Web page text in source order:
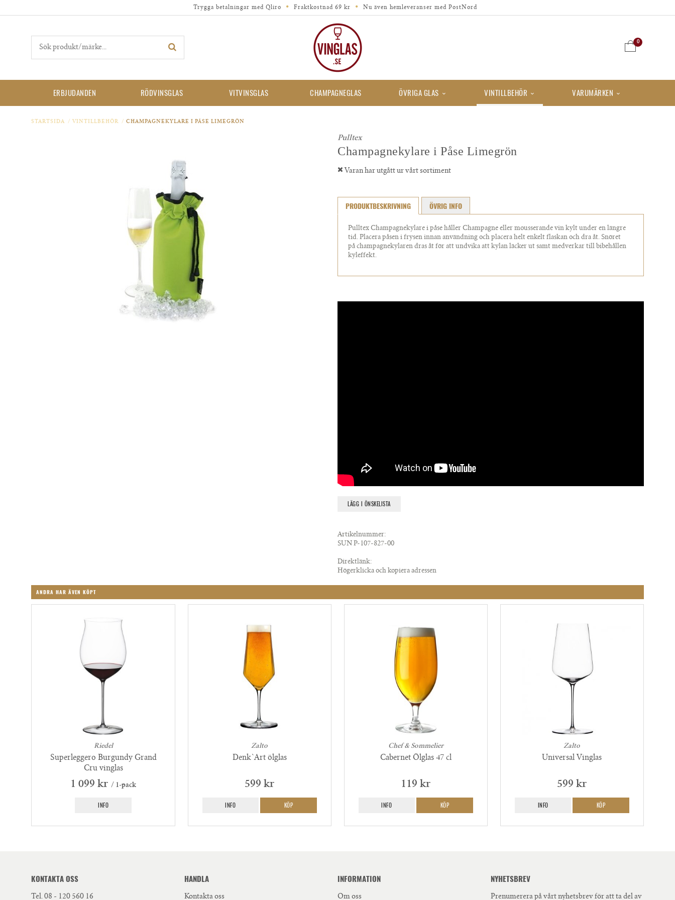
Trygga betalningar med Qliro Fraktkostnad 69 kr Nu även hemleveranser med PostNord
0
ERBJUDANDEN RÖDVINSGLAS VITVINSGLAS CHAMPAGNEGLAS ÖVRIGA GLAS VINTILLBEHÖR VARUMÄRKEN
STARTSIDA / VINTILLBEHÖR / CHAMPAGNEKYLARE I PÅSE LIMEGRÖN
Pulltex
Champagnekylare i Påse Limegrön
Varan har utgått ur vårt sortiment
PRODUKTBESKRIVNING ÖVRIG INFO
Pulltex Champagnekylare i påse håller Champagne eller mousserande vin kylt under en längre
tid. Placera påsen i frysen innan användning och placera helt enkelt flaskan och dra åt. Snöret
på champagnekylaren dras åt för att undvika att kylan läcker ut samt medverkar till bibehållen
kyleffekt.
LÄGG I ÖNSKELISTA
Artikelnummer:
SUN P-107-827-00
Direktlänk:
Högerklicka och kopiera adressen
ANDRA HAR ÄVEN KÖPT
Riedel
Superleggero Burgundy Grand
Cru vinglas
1 099 kr / 1-pack
INFO
Zalto
Denk`Art ölglas
599 kr
INFO KÖP
Chef & Sommelier
Cabernet Ölglas 47 cl
119 kr
INFO KÖP
Zalto
Universal Vinglas
599 kr
INFO KÖP
KONTAKTA OSS
Tel. 08 - 120 560 16
HANDLA
Kontakta oss
INFORMATION
Om oss
NYHETSBREV
Prenumerera på vårt nyhetsbrev för att ta del av